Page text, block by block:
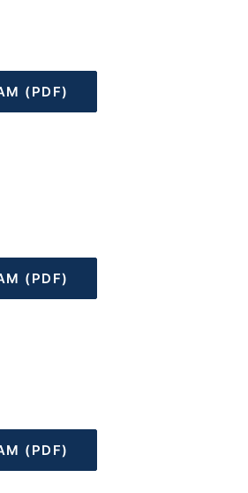
(PDF)
(PDF)
(PDF)